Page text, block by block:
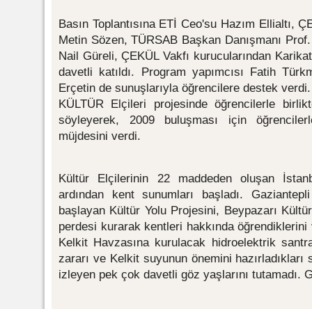
Basın Toplantısına ETİ Ceo'su Hazım Ellialtı,
Metin Sözen, TÜRSAB Başkan Danışmanı
Nail Güreli, ÇEKÜL Vakfı kurucularından
davetli katıldı. Program yapımcısı Fatih
Erçetin de sunuşlarıyla öğrencilere destek
KÜLTÜR Elçileri projesinde öğrencilerle
söyleyerek, 2009 buluşması için
müjdesini verdi.
Kültür Elçilerinin 22 maddeden oluşan
ardından kent sunumları başladı.
başlayan Kültür Yolu Projesini, Beypazarı
perdesi kurarak kentleri hakkında
Kelkit Havzasına kurulacak hidroelektrik
zararı ve Kelkit suyunun önemini hazırladıkları
izleyen pek çok davetli göz yaşlarını tutamadı.